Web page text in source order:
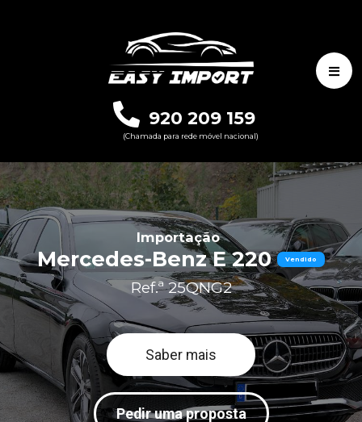
920 209 159
(Chamada para rede móvel nacional)
Importação
Mercedes-Benz E 220 Vendido
Ref.ª 25QNG2
Saber mais
Pedir uma proposta